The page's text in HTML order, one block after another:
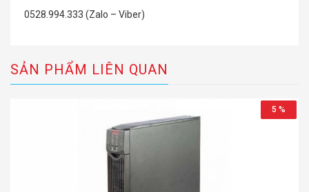
0528.994.333 (Zalo – Viber)
SẢN PHẨM LIÊN QUAN
5 %